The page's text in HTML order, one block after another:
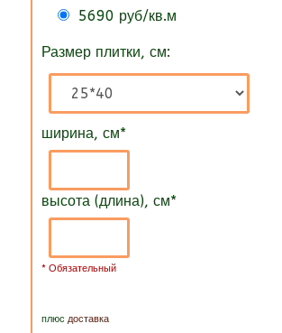
5690 руб/кв.м
Размер плитки, см:
ширина, см*
высота (длина), см*
* Обязательный
плюс доставка